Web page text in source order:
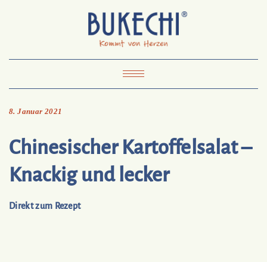
Pinterest
Mail
To
Bukechi
Impressum Datenschutz
Toggle
8. Januar 2021
Chinesischer Kartoffelsalat –
Knackig und lecker
Direkt zum Rezept